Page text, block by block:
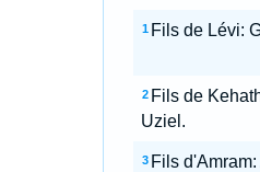
1 Fils de Lévi:
2 Fils de
Uziel.
3 Fils